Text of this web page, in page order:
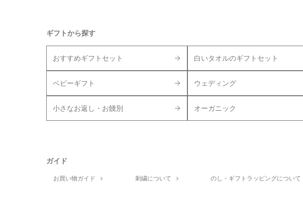
ギフトから探す
おすすめギフトセット 白いタオルのギフトセット
ベビーギフト ウェディング
小さなお返し・お餞別 オーガニック
ガイド
お買い物ガイド 刺繍について のし・ギフトラッピングについて